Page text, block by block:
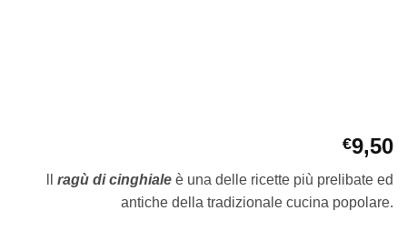
€9,50
ragù di cinghiale è una delle ricette più prelibate ed
antiche della tradizionale cucina popolare.